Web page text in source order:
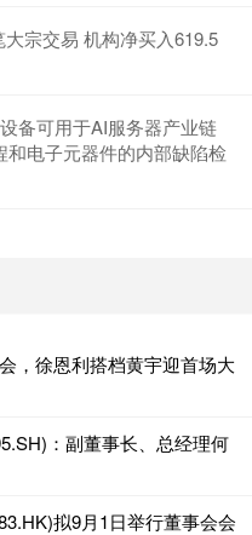
宗交易 机构净买入619.5
备可用于AI服务器产业链
电子元器件的内部缺陷检
，徐恩利搭档黄宇迎首场大
：副董事长、总经理何
拟9月1日举行董事会会